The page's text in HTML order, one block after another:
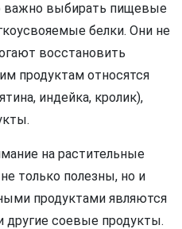
важно выбирать пищевые
белки. Они не
восстановить
продуктам относятся
индейка, кролик),
на растительные
только полезны, но и
продуктами являются
другие соевые продукты.